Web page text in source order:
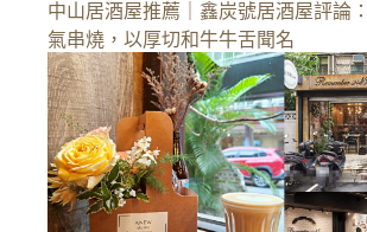
中山居酒屋推薦｜鑫炭號居酒屋評論
氣串燒，以厚切和牛牛舌聞名